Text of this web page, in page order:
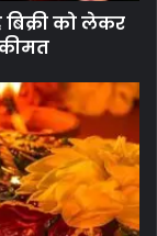
को लेकर